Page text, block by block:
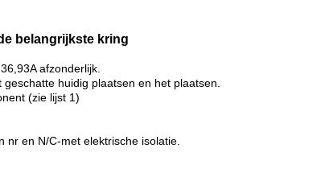
belangrijkste kring
afzonderlijk.
huidig plaatsen en het plaatsen.
(zie lijst 1)
en N/C-met elektrische isolatie.